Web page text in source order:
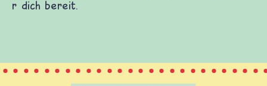
und Frieden, Streit und Gewalt.